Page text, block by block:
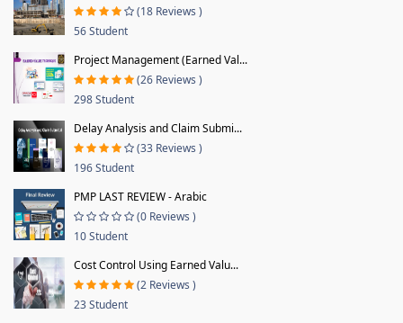
(18 Reviews )
56 Student
Project Management (Earned Val...
(26 Reviews )
298 Student
Delay Analysis and Claim Submi...
(33 Reviews )
196 Student
PMP LAST REVIEW - Arabic
(0 Reviews )
10 Student
Cost Control Using Earned Valu...
(2 Reviews )
23 Student